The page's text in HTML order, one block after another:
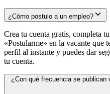
¿Cómo postulo a un empleo?
Crea tu cuenta gratis, completa
«Postularme» en la vacante que
perfil al instante y puedes dar
tu cuenta.
¿Con qué frecuencia se publican